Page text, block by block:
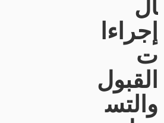
ال
إجراءا
ت
القبول
والتس